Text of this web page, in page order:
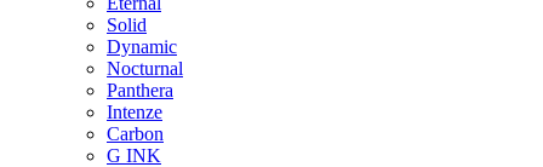
Solid
Dynamic
Nocturnal
Panthera
Intenze
Carbon
G INK